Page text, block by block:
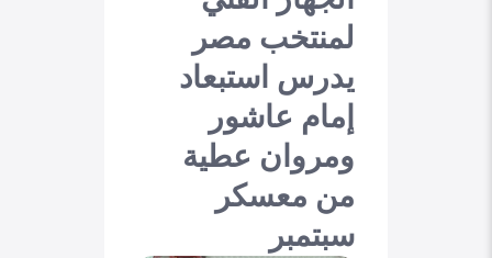
لمنتخب مصر
يدرس استبعاد
إمام عاشور
ومروان عطية
من معسكر
سبتمبر